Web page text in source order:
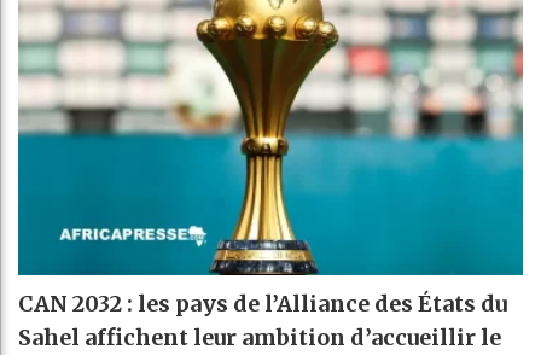
CAN 2032 : les pays de l’Alliance des États du
Sahel affichent leur ambition d’accueillir le